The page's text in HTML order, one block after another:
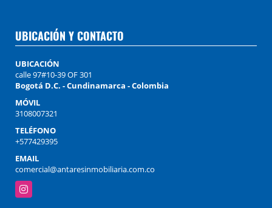
UBICACIÓN Y CONTACTO
UBICACIÓN
calle 97#10-39 OF 301
Bogotá D.C. - Cundinamarca - Colombia
MÓVIL
3108007321
TELÉFONO
+577429395
EMAIL
comercial@antaresinmobiliaria.com.co
Instagram